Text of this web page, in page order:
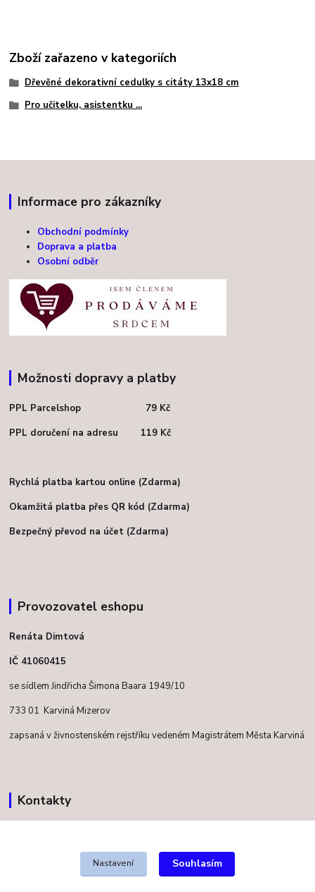
Zboží zařazeno v kategoriích
Dřevěné dekorativní cedulky s citáty 13x18 cm
Pro učitelku, asistentku ...
Informace pro zákazníky
Obchodní podmínky
Doprava a platba
Osobní odběr
Možnosti dopravy a platby
PPL Parcelshop 79 Kč
PPL doručení na adresu 119 Kč
Rychlá platba kartou online (Zdarma)
Okamžitá platba přes QR kód (Zdarma)
Bezpečný převod na účet (Zdarma)
Provozovatel eshopu
Renáta Dimtová
IČ 41060415
se sídlem Jindřicha Šimona Baara 1949/10
733 01 Karviná Mizerov
zapsaná v živnostenském rejstříku vedeném Magistrátem Města Karviná
Kontakty
info@renea.cz
Nastavení Souhlasím